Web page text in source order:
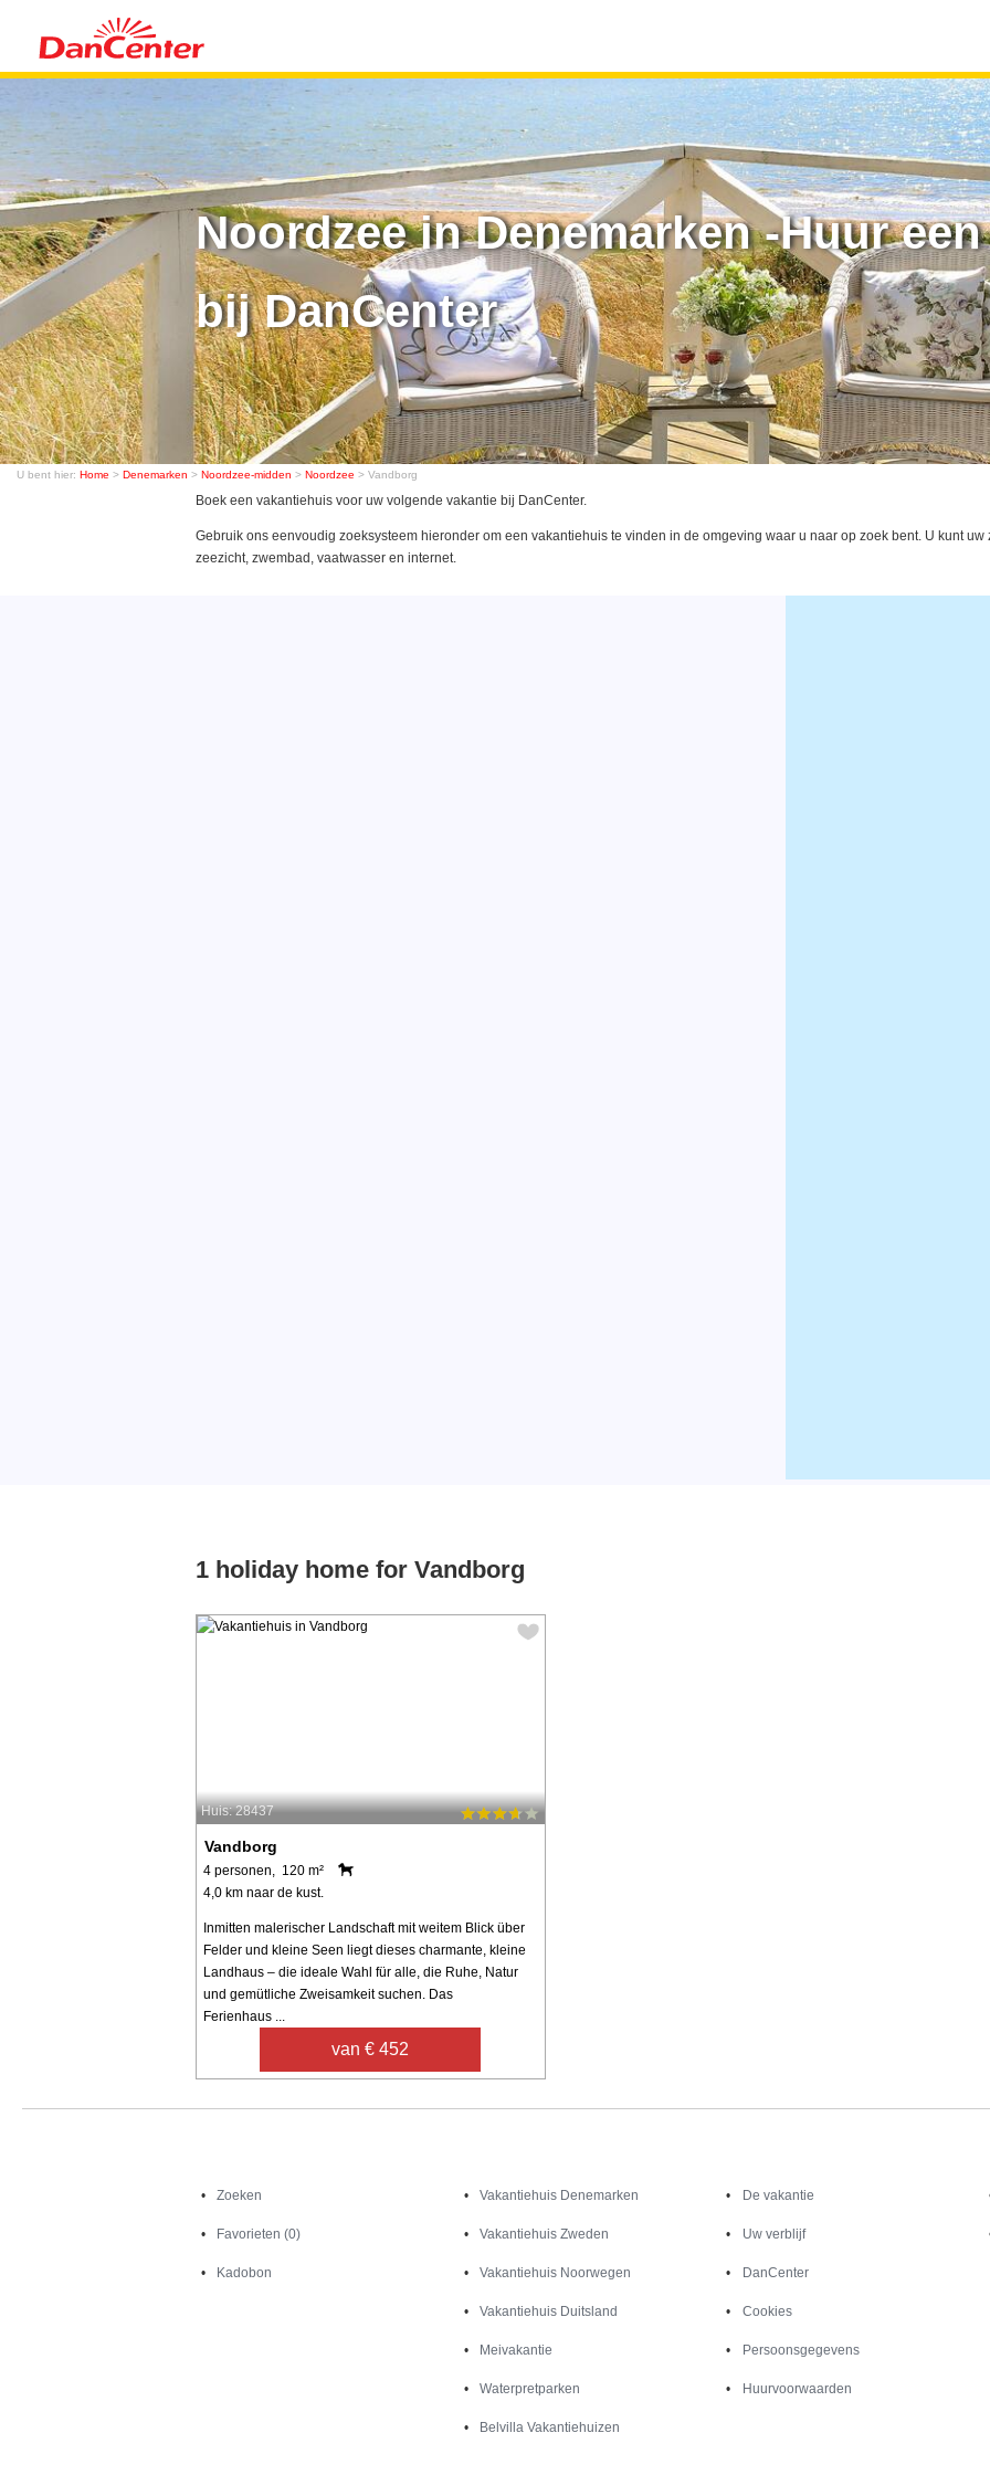
Noordzee in Denemarken -Huur
bij DanCenter
U bent hier: Home > Denemarken > Noordzee-midden > Noordzee > Vandborg
Boek een vakantiehuis voor uw volgende vakantie bij DanCenter.
Gebruik ons eenvoudig zoeksysteem hieronder om een vakantiehuis te vinden in de omgeving waar u naar op zoek bent. U kunt
zeezicht, zwembad, vaatwasser en internet.
1 holiday home for Vandborg
Huis: 28437
Vandborg
4 personen, 120 m²
4,0 km naar de kust.
Inmitten malerischer Landschaft mit weitem Blick über
Felder und kleine Seen liegt dieses charmante, kleine
Landhaus – die ideale Wahl für alle, die Ruhe, Natur
und gemütliche Zweisamkeit suchen. Das
Ferienhaus ...
van € 452
Zoeken
Favorieten (0)
Kadobon
Vakantiehuis Denemarken
Vakantiehuis Zweden
Vakantiehuis Noorwegen
Vakantiehuis Duitsland
Meivakantie
Waterpretparken
Belvilla Vakantiehuizen
De vakantie
Uw verblijf
DanCenter
Cookies
Persoonsgegevens
Huurvoorwaarden